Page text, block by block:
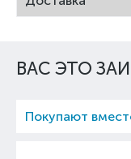
ВАС ЭТО
Покупают